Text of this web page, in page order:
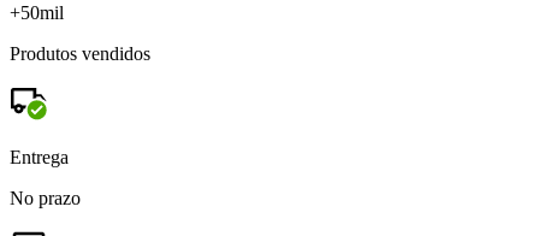
+50mil
Produtos vendidos
Entrega
No prazo